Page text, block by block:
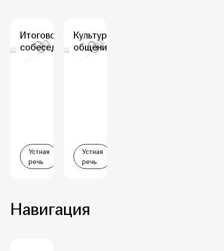
Итоговое
собеседование
Устная
речь
Культура
общения
Устная
речь
Навигация